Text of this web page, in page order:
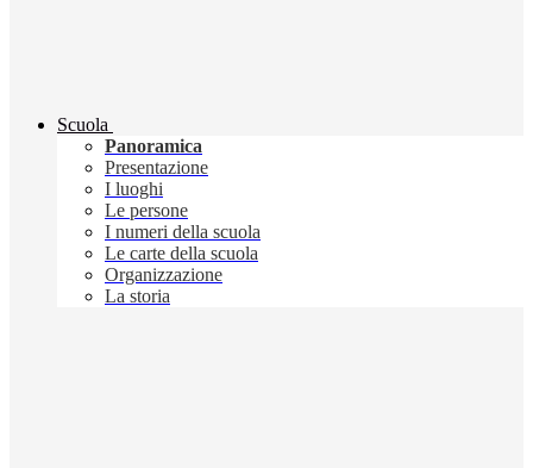
Scuola
Panoramica
Presentazione
I luoghi
Le persone
I numeri della scuola
Le carte della scuola
Organizzazione
La storia